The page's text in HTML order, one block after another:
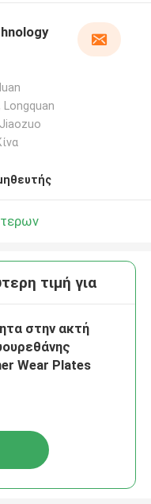
Longquan
τιμή για
στην ακτή
Wear Plates